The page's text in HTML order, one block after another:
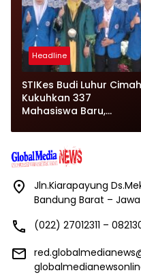
Headline
STIKes Budi Luhur
Kukuhkan 337
Mahasiswa Baru,
Student Exchange ke
Filipina
Jln.Kiarapayung
Bandung Barat –
(022) 27012311 –